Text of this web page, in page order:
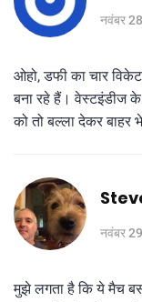
नवंबर
ओहो, डफी का चार
बना रहे हैं। वेस्टइंडीज
को तो बल्ला देकर बाहर
नवंबर
मुझे लगता है कि ये मैच